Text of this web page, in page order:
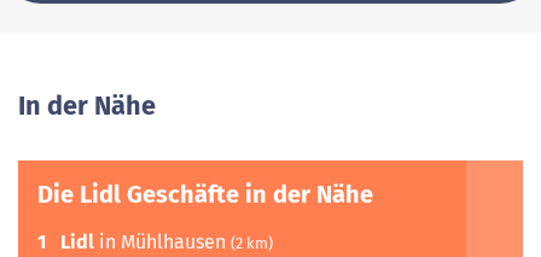
In der Nähe
Die Lidl Geschäfte in der Nähe
1 Lidl in Mühlhausen (2 km)